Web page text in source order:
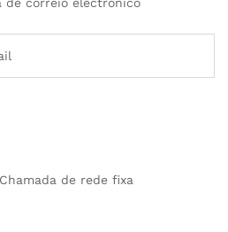
de correio electrónico
de rede fixa